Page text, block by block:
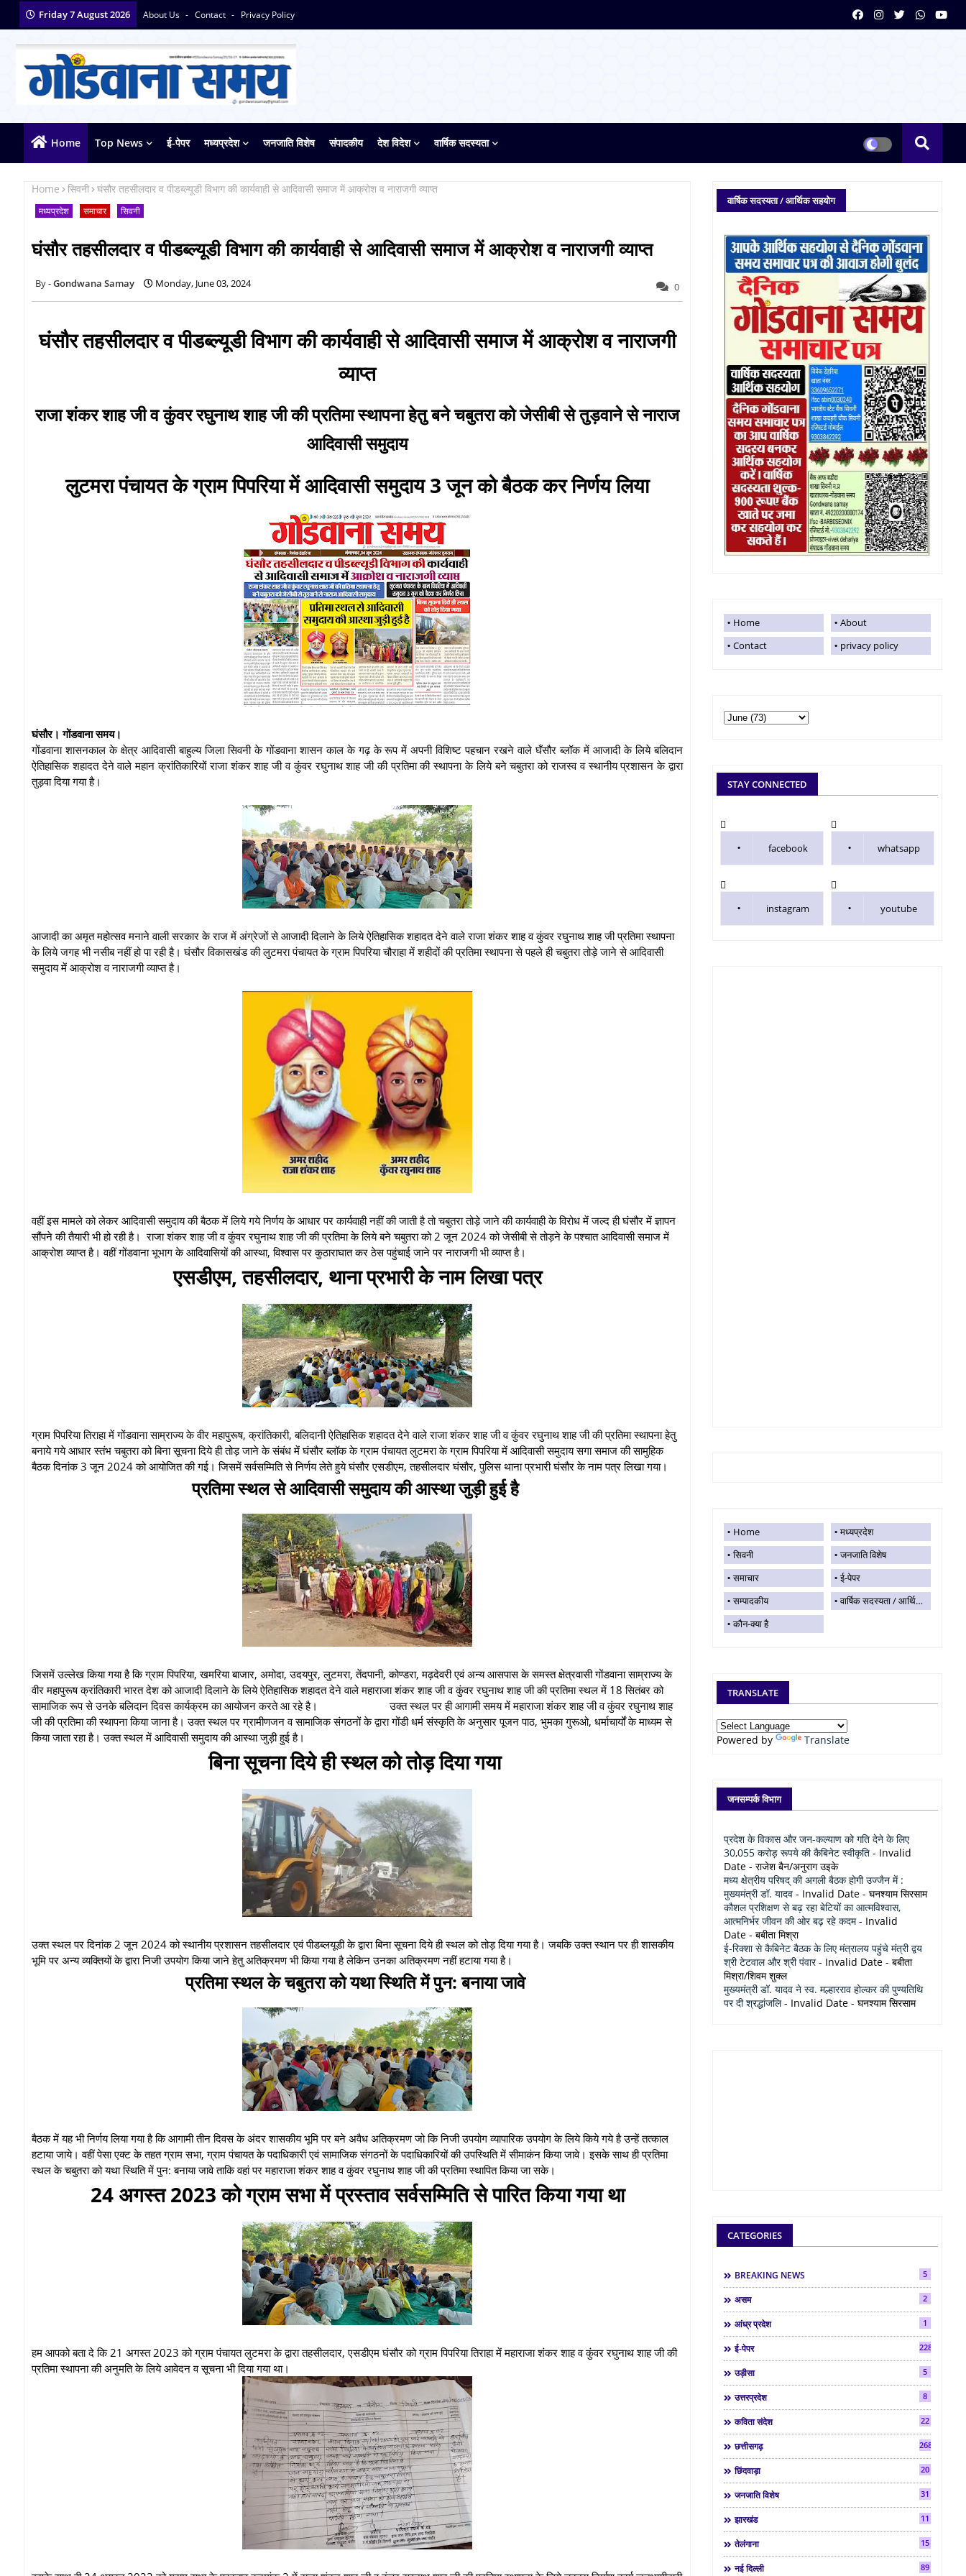
Friday 7 August 2026 About Us Contact Privacy Policy
Home Top News ई-पेपर मध्यप्रदेश जनजाति विशेष संपादकीय देश विदेश वार्षिक सदस्यता
Home सिवनी घंसौर तहसीलदार व पीडब्ल्यूडी विभाग की कार्यवाही से आदिवासी समाज में आक्रोश व नाराजगी व्याप्त
मध्यप्रदेश समाचार सिवनी
घंसौर तहसीलदार व पीडब्ल्यूडी विभाग की कार्यवाही से आदिवासी समाज में आक्रोश व नाराजगी व्याप्त
Gondwana Samay Monday, June 03, 2024 0
घंसौर तहसीलदार व पीडब्ल्यूडी विभाग की कार्यवाही से आदिवासी समाज में आक्रोश व नाराजगी
व्याप्त
राजा शंकर शाह जी व कुंवर रघुनाथ शाह जी की प्रतिमा स्थापना हेतु बने चबुतरा को जेसीबी से तुड़वाने से नाराज
आदिवासी समुदाय
लुटमरा पंचायत के ग्राम पिपरिया में आदिवासी समुदाय 3 जून को बैठक कर निर्णय लिया
घंसौर। गोंडवाना समय।
गोंडवाना शासनकाल के क्षेत्र आदिवासी बाहुल्य जिला सिवनी के गोंडवाना शासन काल के गढ़ के रूप में अपनी विशिष्ट पहचान रखने वाले घँसौर ब्लॉक में आजादी के लिये बलिदान
ऐतिहासिक शहादत देने वाले महान क्रांतिकारियों राजा शंकर शाह जी व कुंवर रघुनाथ शाह जी की प्रतिमा की स्थापना के लिये बने चबुतरा को राजस्व व स्थानीय प्रशासन के द्वारा
तुड़वा दिया गया है।
आजादी का अमृत महोत्सव मनाने वाली सरकार के राज में अंग्रेजों से आजादी दिलाने के लिये ऐतिहासिक शहादत देने वाले राजा शंकर शाह व कुंवर रघुनाथ शाह जी प्रतिमा स्थापना
के लिये जगह भी नसीब नहीं हो पा रही है। घंसौर विकासखंड की लुटमरा पंचायत के ग्राम पिपरिया चौराहा में शहीदों की प्रतिमा स्थापना से पहले ही चबुतरा तोड़े जाने से आदिवासी
समुदाय में आक्रोश व नाराजगी व्याप्त है।
वहीं इस मामले को लेकर आदिवासी समुदाय की बैठक में लिये गये निर्णय के आधार पर कार्यवाही नहीं की जाती है तो चबुतरा तोड़े जाने की कार्यवाही के विरोध में जल्द ही घंसौर में ज्ञापन
सौंपने की तैयारी भी हो रही है। राजा शंकर शाह जी व कुंवर रघुनाथ शाह जी की प्रतिमा के लिये बने चबुतरा को 2 जून 2024 को जेसीबी से तोड़ने के पश्चात आदिवासी समाज में
आक्रोश व्याप्त है। वहीं गोंडवाना भूभाग के आदिवासियों की आस्था, विश्वास पर कुठाराघात कर ठेस पहुंचाई जाने पर नाराजगी भी व्याप्त है।
एसडीएम, तहसीलदार, थाना प्रभारी के नाम लिखा पत्र
ग्राम पिपरिया तिराहा में गोंडवाना साम्राज्य के वीर महापुरूष, क्रांतिकारी, बलिदानी ऐतिहासिक शहादत देने वाले राजा शंकर शाह जी व कुंवर रघुनाथ शाह जी की प्रतिमा स्थापना हेतु
बनाये गये आधार स्तंभ चबुतरा को बिना सूचना दिये ही तोड़ जाने के संबंध में घंसौर ब्लॉक के ग्राम पंचायत लुटमरा के ग्राम पिपरिया में आदिवासी समुदाय सगा समाज की सामुहिक
बैठक दिनांक 3 जून 2024 को आयोजित की गई। जिसमें सर्वसम्मिति से निर्णय लेते हुये घंसौर एसडीएम, तहसीलदार घंसौर, पुलिस थाना प्रभारी घंसौर के नाम पत्र लिखा गया।
प्रतिमा स्थल से आदिवासी समुदाय की आस्था जुड़ी हुई है
जिसमें उल्लेख किया गया है कि ग्राम पिपरिया, खमरिया बाजार, अमोदा, उदयपुर, लुटमरा, तेंदपानी, कोण्डरा, मढ़देवरी एवं अन्य आसपास के समस्त क्षेत्रवासी गोंडवाना साम्राज्य के
वीर महापुरूष क्रांतिकारी भारत देश को आजादी दिलाने के लिये ऐतिहासिक शहादत देने वाले महाराजा शंकर शाह जी व कुंवर रघुनाथ शाह जी की प्रतिमा स्थल में 18 सितंबर को
सामाजिक रूप से उनके बलिदान दिवस कार्यक्रम का आयोजन करते आ रहे है।
उक्त स्थल पर ही आगामी समय में महाराजा शंकर शाह जी व कुंवर रघुनाथ शाह
जी की प्रतिमा की स्थापना किया जाना है। उक्त स्थल पर ग्रामीणजन व सामाजिक संगठनों के द्वारा गोंडी धर्म संस्कृति के अनुसार पूजन पाठ, भुमका गुरूओ, धर्माचार्यों के माध्यम से
किया जाता रहा है। उक्त स्थल में आदिवासी समुदाय की आस्था जुड़ी हुई है।
बिना सूचना दिये ही स्थल को तोड़ दिया गया
उक्त स्थल पर दिनांक 2 जून 2024 को स्थानीय प्रशासन तहसीलदार एवं पीडब्लयूडी के द्वारा बिना सूचना दिये ही स्थल को तोड़ दिया गया है। जबकि उक्त स्थान पर ही शासकीय
भूमि पर अन्य व्यक्तियों के द्वारा निजी उपयोग किया जाने हेतु अतिक्रमण भी किया गया है लेकिन उनका अतिक्रमण नहीं हटाया गया है।
प्रतिमा स्थल के चबुतरा को यथा स्थिति में पुन: बनाया जावे
बैठक में यह भी निर्णय लिया गया है कि आगामी तीन दिवस के अंदर शासकीय भूमि पर बने अवैध अतिक्रमण जो कि निजी उपयोग व्यापारिक उपयोग के लिये किये गये है उन्हें तत्काल
हटाया जाये। वहीं पेसा एक्ट के तहत ग्राम सभा, ग्राम पंचायत के पदाधिकारी एवं सामाजिक संगठनों के पदाधिकारियों की उपस्थिति में सीमाकंन किया जावे। इसके साथ ही प्रतिमा
स्थल के चबुतरा को यथा स्थिति में पुन: बनाया जावे ताकि वहां पर महाराजा शंकर शाह व कुंवर रघुनाथ शाह जी की प्रतिमा स्थापित किया जा सके।
24 अगस्त 2023 को ग्राम सभा में प्रस्ताव सर्वसम्मिति से पारित किया गया था
हम आपको बता दे कि 21 अगस्त 2023 को ग्राम पंचायत लुटमरा के द्वारा तहसीलदार, एसडीएम घंसौर को ग्राम पिपरिया तिराहा में महाराजा शंकर शाह व कुंवर रघुनाथ शाह जी की
प्रतिमा स्थापना की अनुमति के लिये आवेदन व सूचना भी दिया गया था।
वार्षिक सदस्यता / आर्थिक सहयोग
Home
About
Contact
privacy policy
STAY CONNECTED
facebook whatsapp
instagram youtube
Home
मध्यप्रदेश
सिवनी
जनजाति विशेष
समाचार
ई-पेपर
सम्पादकीय
वार्षिक सदस्यता / आर्थिक सहयोग
कौन-क्या है
TRANSLATE
Powered by Translate
जनसम्पर्क विभाग
प्रदेश के विकास और जन-कल्याण को गति देने के लिए
30,055 करोड़ रूपये की कैबिनेट स्वीकृति - Invalid
Date - राजेश बैन/अनुराग उइके
मध्य क्षेत्रीय परिषद् की अगली बैठक होगी उज्जैन में :
मुख्यमंत्री डॉ. यादव - Invalid Date - घनश्याम सिरसाम
कौशल प्रशिक्षण से बढ़ रहा बेटियों का आत्मविश्वास,
आत्मनिर्भर जीवन की ओर बढ़ रहे कदम- Invalid
Date - बबीता मिश्रा
ई-रिक्शा से कैबिनेट बैठक के लिए मंत्रालय पहुंचे मंत्री द्वय
श्री टेटवाल और श्री पंवार- Invalid Date - बबीता
मिश्रा/शिवम शुक्ल
मुख्यमंत्री डॉ. यादव ने स्व. मल्हारराव होल्कर की पुण्यतिथि
पर दी श्रद्धांजलि- Invalid Date - घनश्याम सिरसाम
CATEGORIES
BREAKING NEWS 5
असम 2
आंध्र प्रदेश 1
ई-पेपर 2286
उड़ीसा 5
उत्तरप्रदेश 8
कविता संदेश 22
छत्तीसगढ़ 268
छिंदवाड़ा 20
जनजाति विशेष 31
झारखंड 11
तेलंगाना 15
नई दिल्ली 89